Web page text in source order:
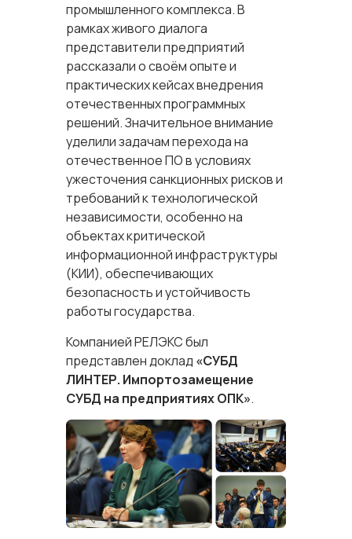
промышленного комплекса. В
рамках живого диалога
представители предприятий
рассказали о своём опыте и
практических кейсах внедрения
отечественных программных
решений. Значительное внимание
уделили задачам перехода на
отечественное ПО в условиях
ужесточения санкционных рисков и
требований к технологической
независимости, особенно на
объектах критической
информационной инфраструктуры
(КИИ), обеспечивающих
безопасность и устойчивость
работы государства.
Компанией РЕЛЭКС был
представлен доклад «СУБД
ЛИНТЕР. Импортозамещение
СУБД на предприятиях ОПК».